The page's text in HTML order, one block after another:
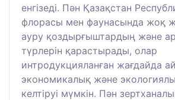
енгізеді. Пән Қазақстан
флорасы мен фаунасында жоқ
ауру қоздырғыштардың және
түрлерін қарастырады, олар
интродукцияланған жағдайда
экономикалық және
келтіруі мүмкін. Пән